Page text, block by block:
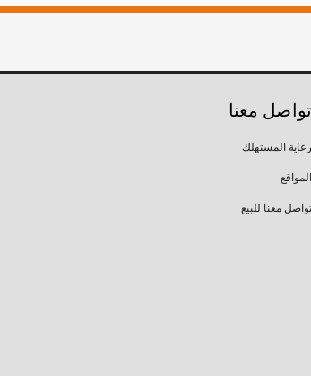
تواصل معنا
رعاية المستهلك
المواقع
تواصل معنا للبيع